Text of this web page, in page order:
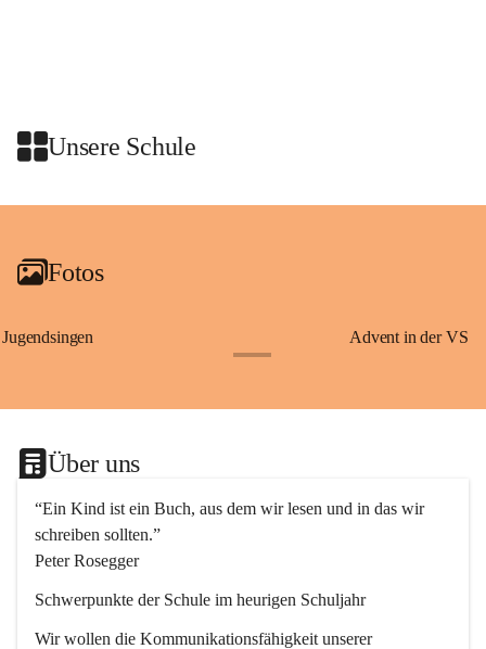
Unsere Schule
+2
Fotos
Jugendsingen Advent in der VS
Über uns
“Ein Kind ist ein Buch, aus dem wir lesen und in das wir
schreiben sollten.”
Peter Rosegger
Schwerpunkte der Schule im heurigen Schuljahr
Wir wollen die Kommunikationsfähigkeit unserer